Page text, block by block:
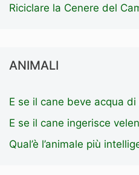
Riciclare la Cenere del
ANIMALI
E se il cane beve acqua di
E se il cane ingerisce
Qual’è l’animale più